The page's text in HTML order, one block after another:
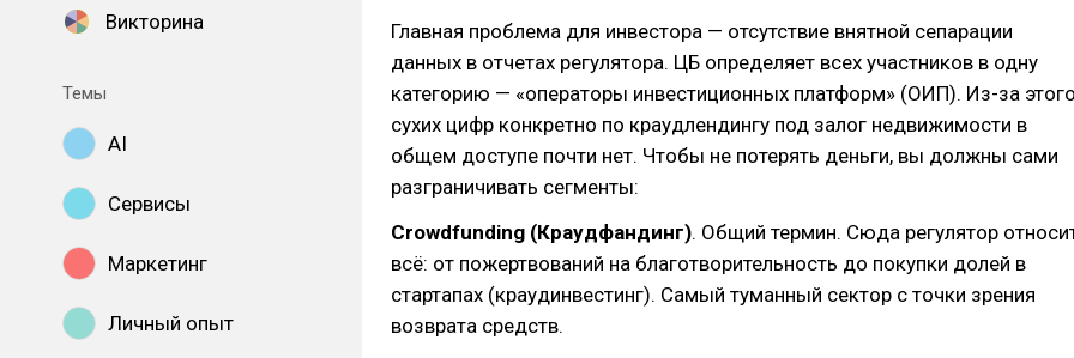
Викторина
Темы
AI
Сервисы
Маркетинг
Личный опыт
Главная проблема для инвестора — отсутствие внятной сепарации
данных в отчетах регулятора. ЦБ определяет всех участников в одну
категорию — «операторы инвестиционных платформ» (ОИП). Из-за
сухих цифр конкретно по краудлендингу под залог недвижимости в
общем доступе почти нет. Чтобы не потерять деньги, вы должны сами
разграничивать сегменты:
Crowdfunding (Краудфандинг). Общий термин. Сюда регулятор
всё: от пожертвований на благотворительность до покупки долей в
стартапах (краудинвестинг). Самый туманный сектор с точки зрения
возврата средств.